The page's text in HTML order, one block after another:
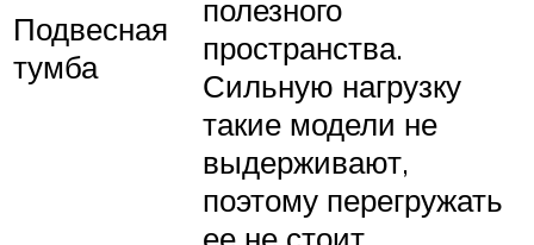
Подвесная
тумба
полезного
пространства.
Сильную нагрузку
такие модели не
выдерживают,
поэтому перегружать